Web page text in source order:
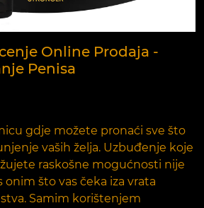
Online Prodaja -
Penisa
gdje možete pronaći sve što
vaših želja. Uzbuđenje koje
raskošne mogućnosti nije
što vas čeka iza vrata
Samim korištenjem